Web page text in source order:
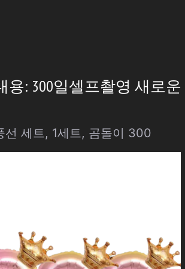
용: 300일셀프촬영 새로
선 세트, 1세트, 곰돌이 300